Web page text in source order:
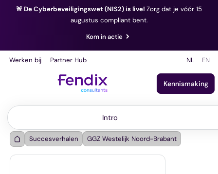
🚨 De Cyberbeveiligingswet (NIS2) is live! Zorg dat je vóór 15
augustus compliant bent.
Kom in actie
Werken bij Partner Hub NL EN
Kennismaking
Intro
Intro
Succesverhalen GGZ Westelijk Noord-Brabant